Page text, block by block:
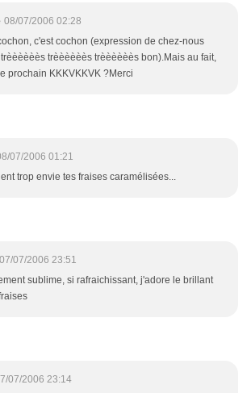
08/07/2006 02:28
c'est cochon (expression de chez-nous
trèèèèèès trèèèèèès bon).Mais au fait,
prochain KKKVKKVK ?Merci
07/2006 01:21
trop envie tes fraises caramélisées...
07/07/2006 23:51
sublime, si rafraichissant, j'adore le brillant
07/2006 23:14